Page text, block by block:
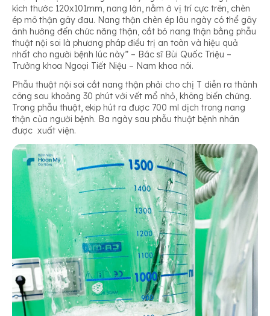
kích thước 120x101mm, nang lớn, nằm ở vị trí cực trên, chèn
ép mô thận gây đau. Nang thận chèn ép lâu ngày có thể gây
ảnh hưởng đến chức năng thận, cắt bỏ nang thận bằng phẫu
thuật nội soi là phương pháp điều trị an toàn và hiệu quả
nhất cho người bệnh lúc này” – Bác sĩ Bùi Quốc Triệu –
Trưởng khoa Ngoại Tiết Niệu – Nam khoa nói.
Phẫu thuật nội soi cắt nang thận phải cho chị T diễn ra thành
công sau khoảng 30 phút với vết mổ nhỏ, không biến chứng.
Trong phẫu thuật, ekip hút ra được 700 ml dịch trong nang
thận của người bệnh. Ba ngày sau phẫu thuật bệnh nhân
được xuất viện.